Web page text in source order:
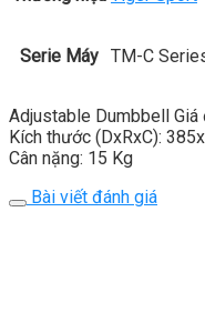
Serie Máy TM-C
Adjustable Dumbbell
Kích thước (DxRxC):
Cân nặng: 15 Kg
Bài viết đánh giá